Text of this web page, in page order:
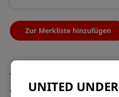
Allgemein
Zur Merkliste hinzufügen
UNITED